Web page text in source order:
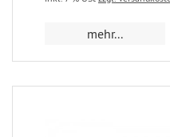
mehr...